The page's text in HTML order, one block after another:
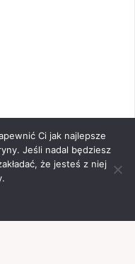
Ci jak najlepsze
Jeśli nadal będziesz
że jesteś z niej